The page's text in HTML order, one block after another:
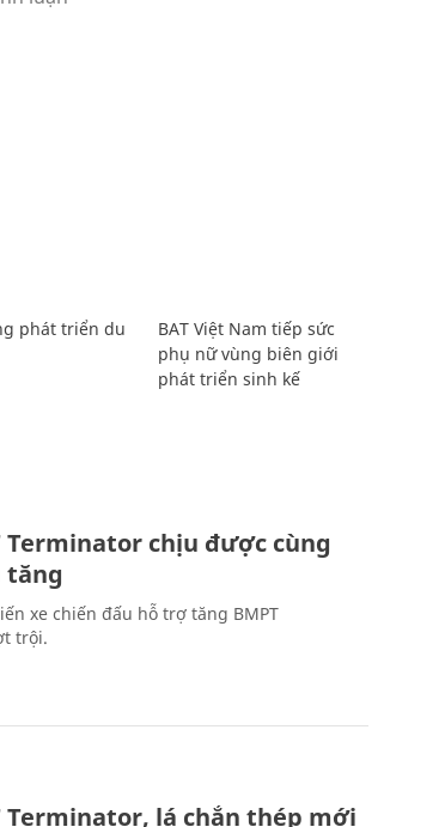
phát triển du
BAT Việt Nam tiếp sức
phụ nữ vùng biên giới
phát triển sinh kế
Terminator chịu được cùng
tăng
xe chiến đấu hỗ trợ tăng BMPT
trội.
Terminator, lá chắn thép mới